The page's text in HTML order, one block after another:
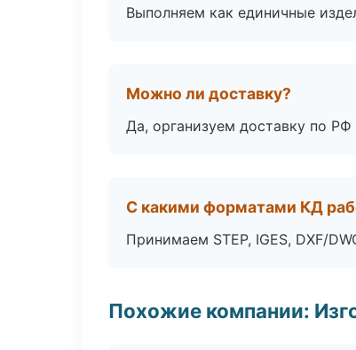
Выполняем как единичные
Можно ли доставку?
Да, организуем доставку по
С какими форматами КД
Принимаем STEP, IGES, DXF/
Похожие компании: